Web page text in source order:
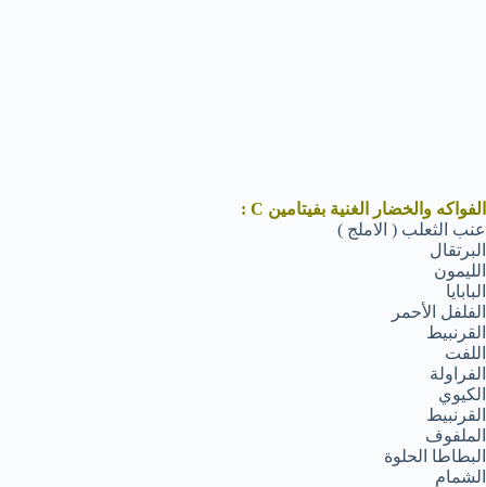
الفواكه والخضار الغنية بفيتامين C :
عنب الثعلب ( الاملج )
البرتقال
الليمون
البابايا
الفلفل الأحمر
القرنبيط
اللفت
الفراولة
الكيوي
القرنبيط
الملفوف
البطاطا الحلوة
الشمام